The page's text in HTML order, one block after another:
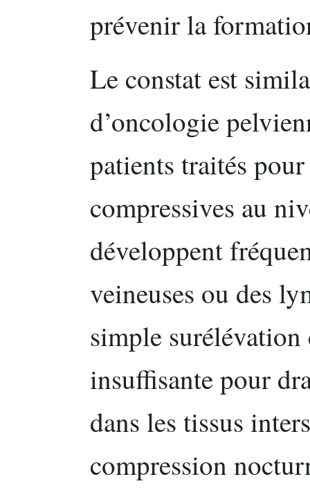
prévenir la
Le constat est
d’oncologie
patients traités
compressives au
développent
veineuses ou des
simple surélévation
insuffisante pour
dans les tissus
compression